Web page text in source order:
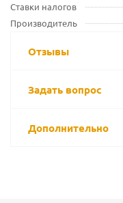
Ставки налогов
Производитель
Отзывы
Задать вопрос
Дополнительно